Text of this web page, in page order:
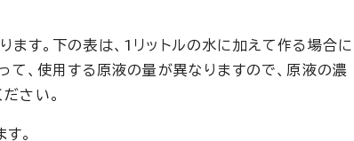
す。下の表は、1リットルの水に加えて作る場合に
、使用する原液の量が異なりますので、原液の濃
さい。
。